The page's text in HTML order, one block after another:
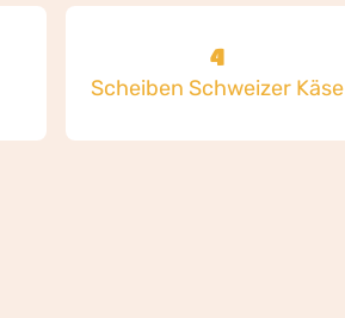
4
Scheiben Schweizer Käse